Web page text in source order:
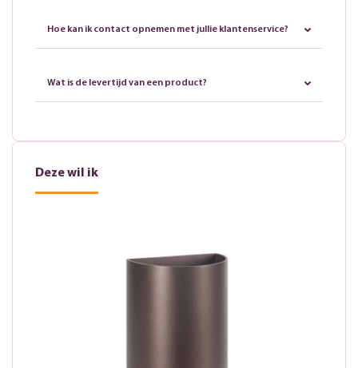
Hoe kan ik contact opnemen met jullie klantenservice?
Wat is de levertijd van een product?
Deze wil ik